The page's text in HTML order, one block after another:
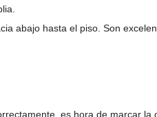
abajo hasta el piso. Son
es hora de marcar la